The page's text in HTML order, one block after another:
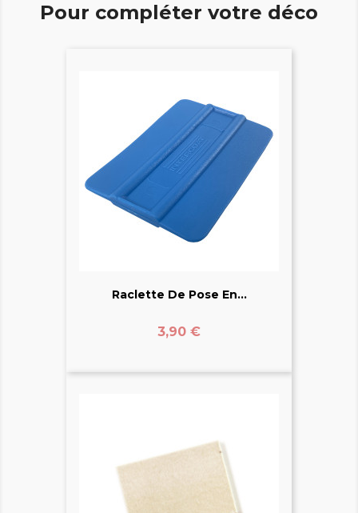
Pour compléter votre déco
Raclette De Pose En...
Prix
3,90 €